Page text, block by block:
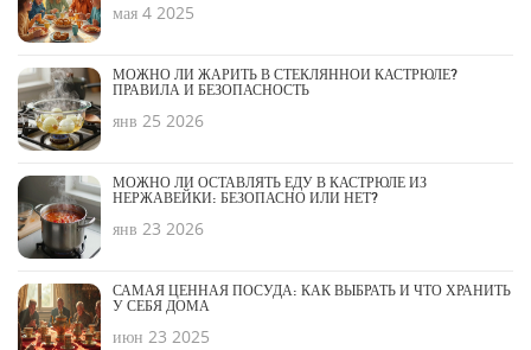
мая 4 2025
МОЖНО ЛИ ЖАРИТЬ В СТЕКЛЯННОЙ КАСТРЮЛЕ?
ПРАВИЛА И БЕЗОПАСНОСТЬ
янв 25 2026
МОЖНО ЛИ ОСТАВЛЯТЬ ЕДУ В КАСТРЮЛЕ ИЗ
НЕРЖАВЕЙКИ: БЕЗОПАСНО ИЛИ НЕТ?
янв 23 2026
САМАЯ ЦЕННАЯ ПОСУДА: КАК ВЫБРАТЬ И ЧТО ХРАНИТЬ
У СЕБЯ ДОМА
июн 23 2025